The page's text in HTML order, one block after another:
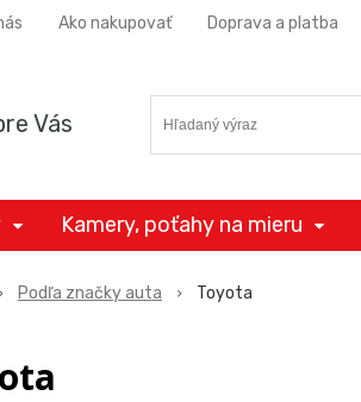
Vás
Ako nakupovať Doprava a platba
Kamery, poťahy na mieru
Podľa značky auta Toyota